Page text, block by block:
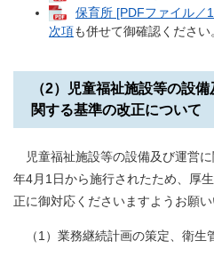
保育所 [PDFファイル／
次項も併せて御確認ください
（2）児童福祉施設等の設
関する基準の改正について
児童福祉施設等の設備及び運営
年4月1日から施行されたため、厚
正に御対応くださいますようお願い
（1）業務継続計画の策定、衛生